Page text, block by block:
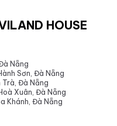
HOUSE
Nẵng
Sơn, Đà Nẵng
Trà, Đà Nẵng
Xuân, Đà Nẵng
Khánh, Đà Nẵng